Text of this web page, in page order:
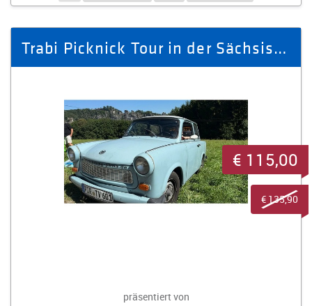
Trabi Picknick Tour in der Sächsische Schweiz
präsentiert von
€ 115,00
€ 135,90